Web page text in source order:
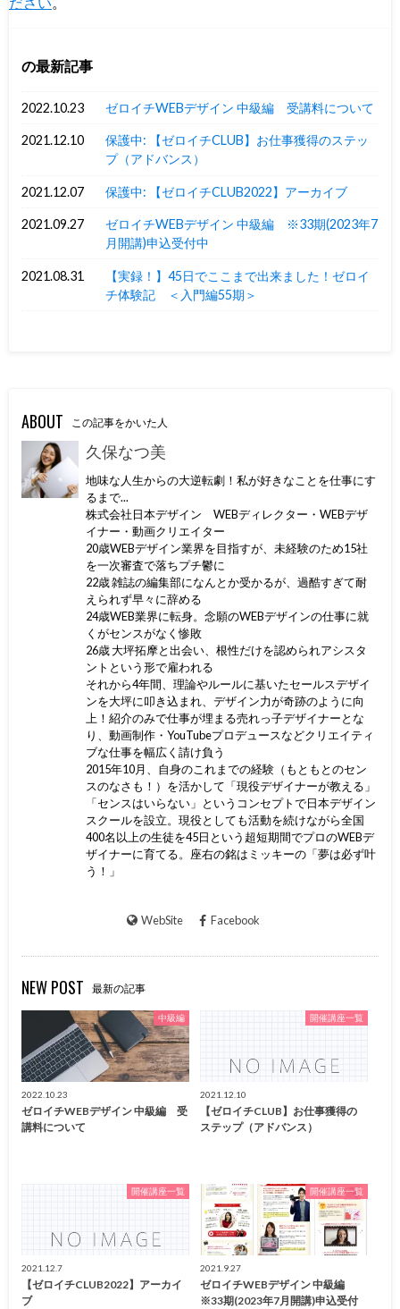
の最新記事
2022.10.23 ゼロイチWEBデザイン 中級編 受講料について
2021.12.10
保護中: 【ゼロイチCLUB】お仕事獲得のステッ
プ（アドバンス）
2021.12.07 保護中: 【ゼロイチCLUB2022】アーカイブ
2021.09.27
ゼロイチWEBデザイン 中級編 ※33期(2023年7
月開講)申込受付中
2021.08.31
【実録！】45日でここまで出来ました！ゼロイ
チ体験記 ＜入門編55期＞
ABOUT この記事をかいた人
久保なつ美
地味な人生からの大逆転劇！私が好きなことを仕事にす
るまで...
株式会社日本デザイン WEBディレクター・WEBデザ
イナー・動画クリエイター
20歳WEBデザイン業界を目指すが、未経験のため15社
を一次審査で落ちプチ鬱に
22歳 雑誌の編集部になんとか受かるが、過酷すぎて耐
えられず早々に辞める
24歳WEB業界に転身。念願のWEBデザインの仕事に就
くがセンスがなく惨敗
26歳 大坪拓摩と出会い、根性だけを認められアシスタ
ントという形で雇われる
それから4年間、理論やルールに基いたセールスデザイ
ンを大坪に叩き込まれ、デザイン力が奇跡のように向
上！紹介のみで仕事が埋まる売れっ子デザイナーとな
り、動画制作・YouTubeプロデュースなどクリエイティ
ブな仕事を幅広く請け負う
2015年10月、自身のこれまでの経験（もともとのセン
スのなさも！）を活かして「現役デザイナーが教える」
「センスはいらない」というコンセプトで日本デザイン
スクールを設立。現役としても活動を続けながら全国
400名以上の生徒を45日という超短期間でプロのWEBデ
ザイナーに育てる。座右の銘はミッキーの「夢は必ず叶
う！」
WebSite Facebook
NEW POST 最新の記事
中級編
2022.10.23
ゼロイチWEBデザイン 中級編 受
講料について
開催講座一覧
2021.12.10
【ゼロイチCLUB】お仕事獲得の
ステップ（アドバンス）
開催講座一覧
2021.12.7
【ゼロイチCLUB2022】アーカイ
ブ
開催講座一覧
2021.9.27
ゼロイチWEBデザイン 中級編
※33期(2023年7月開講)申込受付